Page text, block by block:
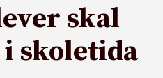
skal
skoletida